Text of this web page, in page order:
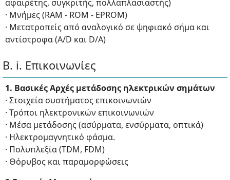
αφαιρέτης, συγκριτής, πολλαπλασιαστής)
· Μνήμες (RAM - ROM - EPROM)
· Μετατροπείς από αναλογικό σε ψηφιακό σήμα και
αντίστροφα (A/D και D/A)
Β. i. Επικοινωνίες
1. Βασικές Αρχές μετάδοσης ηλεκτρικών σημάτων
· Στοιχεία συστήματος επικοινωνιών
· Τρόποι ηλεκτρονικών επικοινωνιών
· Μέσα μετάδοσης (ασύρματα, ενσύρματα, οπτικά)
· Ηλεκτρομαγνητικό φάσμα.
· Πολυπλεξία (TDM, FDM)
· Θόρυβος και παραμορφώσεις